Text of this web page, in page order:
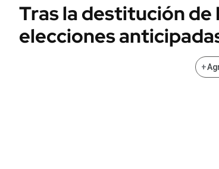
Campo
FINANZAS
Seguros
ENERGY
POLÍTICA
Tras la destitución de
elecciones
+